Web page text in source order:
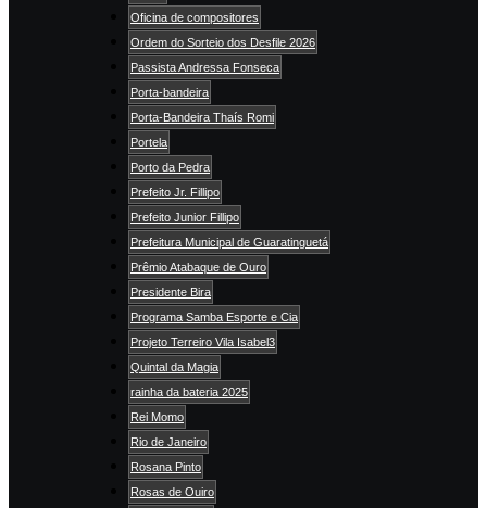
Oficina de compositores
Ordem do Sorteio dos Desfile 2026
Passista Andressa Fonseca
Porta-bandeira
Porta-Bandeira Thaís Romi
Portela
Porto da Pedra
Prefeito Jr. Fillipo
Prefeito Junior Fillipo
Prefeitura Municipal de Guaratinguetá
Prêmio Atabaque de Ouro
Presidente Bira
Programa Samba Esporte e Cia
Projeto Terreiro Vila Isabel3
Quintal da Magia
rainha da bateria 2025
Rei Momo
Rio de Janeiro
Rosana Pinto
Rosas de Ouiro